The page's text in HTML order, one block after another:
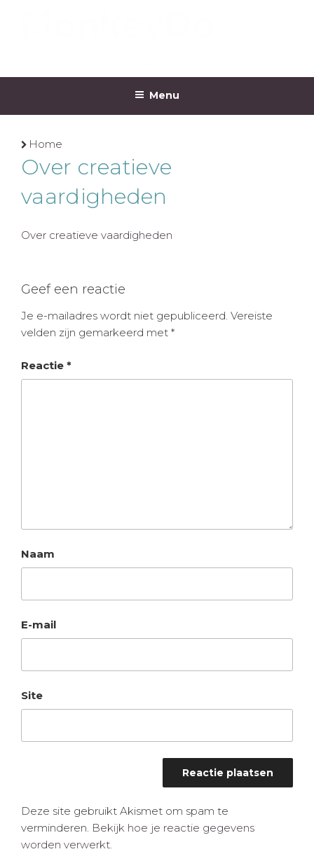
MONKEYDO
Menu
Home
Over creatieve
vaardigheden
Over creatieve vaardigheden
Geef een reactie
Je e-mailadres wordt niet gepubliceerd. Vereiste
velden zijn gemarkeerd met *
Reactie *
Naam
E-mail
Site
Deze site gebruikt Akismet om spam te
verminderen. Bekijk hoe je reactie gegevens
worden verwerkt.